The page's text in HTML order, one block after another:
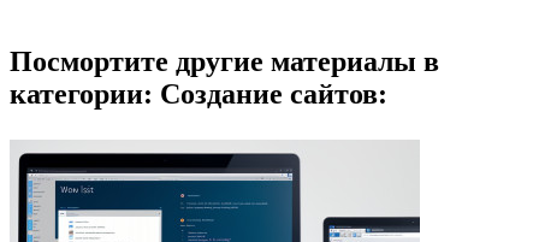
Посмортите другие материалы в
категории: Создание сайтов: